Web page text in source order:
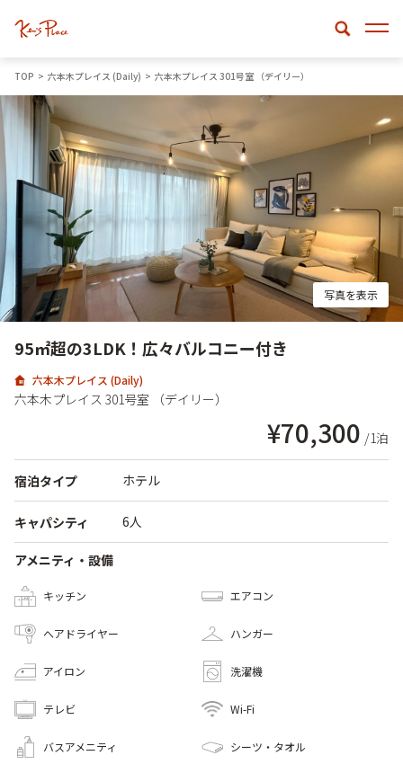
TOP 六本木プレイス (Daily) 六本木プレイス 301号室 （デイリー）
写真を表示
95㎡超の3LDK！広々バルコニー付き
六本木プレイス (Daily)
六本木プレイス 301号室 （デイリー）
¥70,300 /1泊
宿泊タイプ ホテル
キャパシティ 6人
アメニティ・設備
キッチン エアコン
へアドライヤー ハンガー
アイロン 洗濯機
テレビ Wi-Fi
バスアメニティ シーツ・タオル